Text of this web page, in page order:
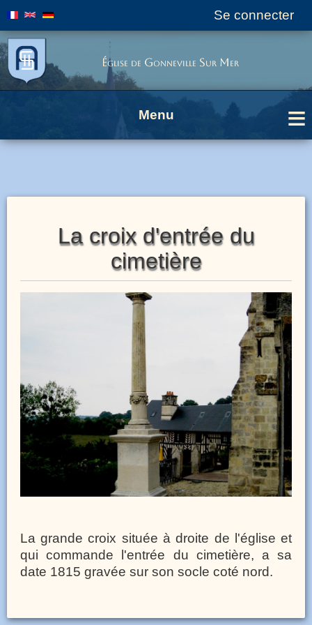
User
menu
Se connecter
Église de Gonneville Sur Mer
Menu
La croix d'entrée du
cimetière
croix
à
l'entrée
La grande croix située à droite de l'église et
qui commande l'entrée du cimetière, a sa
date 1815 gravée sur son socle coté nord.